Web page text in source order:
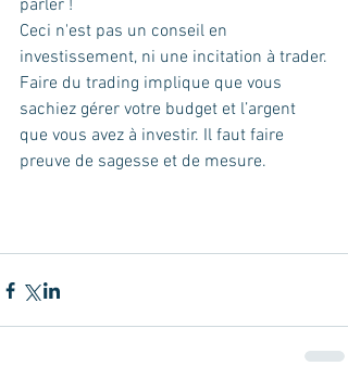
parler !
Ceci n'est pas un conseil en
investissement, ni une incitation à trader.
Faire du trading implique que vous
sachiez gérer votre budget et l’argent
que vous avez à investir. Il faut faire
preuve de sagesse et de mesure.